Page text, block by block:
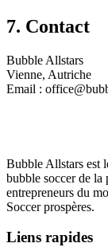
7. Contact
Bubble Allstars
Vienne, Autriche
Email :
Bubble Allstars est
bubble soccer de la
entrepreneurs du
Soccer prospères.
Liens rapides